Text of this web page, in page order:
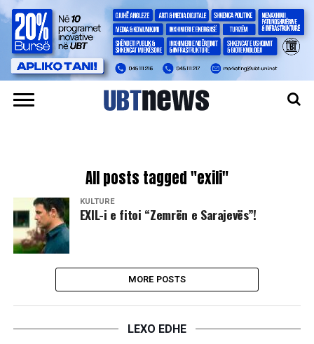
All posts tagged "exili"
KULTURË
EXIL-i e fitoi “Zemrën e Sarajevës”!
MORE POSTS
LEXO EDHE